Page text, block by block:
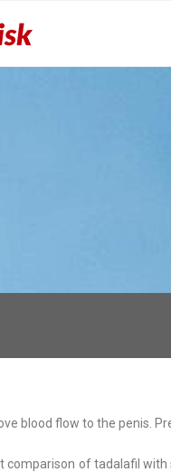
blood flow to the penis.
comparison of tadalafil